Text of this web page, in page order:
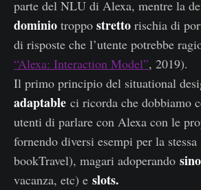
parte del NLU di Alexa, mentre la
dominio troppo stretto rischia di
di risposte che l’utente potrebbe
“Alexa: Interaction Model”, 2019).
Il primo principio del situational
adaptable ci ricorda che dobbiamo
utenti di parlare con Alexa con le
fornendo diversi esempi per la stessa
bookTravel), magari adoperando
vacanza, etc) e slots.